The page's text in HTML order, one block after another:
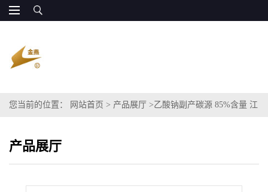
您当前的位置： 网站首页 > 产品展厅 >乙酸钠副产碳源 85%含量 江
产品展厅